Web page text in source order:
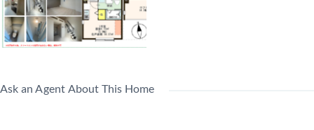
Ask an Agent About This Home